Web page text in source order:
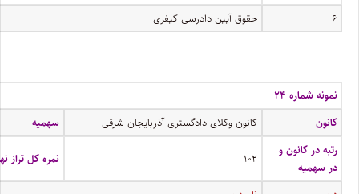
۶
حقوق آیین دادرسی کیفری
نمونه شماره ۲۴
کانون
کانون وکلای دادگستری آذربایجان شرقی
سهمیه
رتبه در کانون و
در سهمیه
۱۰۲ نمره کل تراز